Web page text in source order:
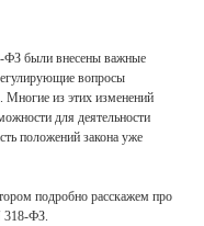
ФЗ были внесены важные
вопросы
Многие из этих изменений
для деятельности
положений закона уже
подробно расскажем про
318-ФЗ.